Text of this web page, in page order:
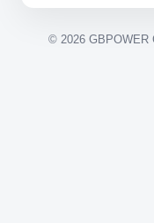
© 2026GBPOWER